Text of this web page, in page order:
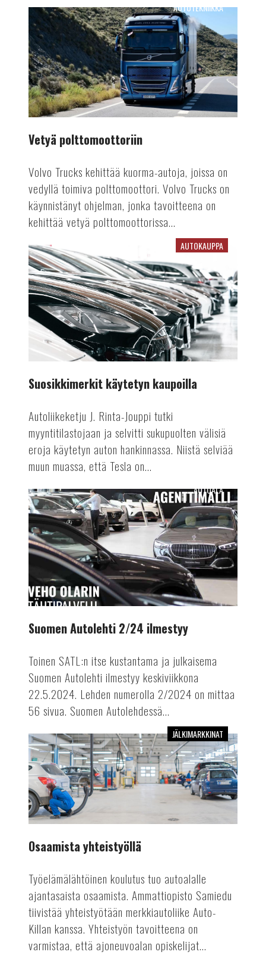
Vetyä
polttomoottoriin
AUTOTEKNIIKKA
Vetyä polttomoottoriin
Volvo Trucks kehittää kuorma-autoja, joissa on
vedyllä toimiva polttomoottori. Volvo Trucks on
käynnistänyt ohjelman, jonka tavoitteena on
kehittää vetyä polttomoottorissa...
Suosikkimerkit
käytetyn
kaupoilla
AUTOKAUPPA
Suosikkimerkit käytetyn kaupoilla
Autoliikeketju J. Rinta-Jouppi tutki
myyntitilastojaan ja selvitti sukupuolten välisiä
eroja käytetyn auton hankinnassa. Niistä selviää
muun muassa, että Tesla on...
Suomen
Autolehti
2/24
ilmestyy
AUTOALA
Suomen Autolehti 2/24 ilmestyy
Toinen SATL:n itse kustantama ja julkaisema
Suomen Autolehti ilmestyy keskiviikkona
22.5.2024. Lehden numerolla 2/2024 on mittaa
56 sivua. Suomen Autolehdessä...
Osaamista
yhteistyöllä
JÄLKIMARKKINAT
Osaamista yhteistyöllä
Työelämälähtöinen koulutus tuo autoalalle
ajantasaista osaamista. Ammattiopisto Samiedu
tiivistää yhteistyötään merkkiautoliike Auto-
Killan kanssa. Yhteistyön tavoitteena on
varmistaa, että ajoneuvoalan opiskelijat...